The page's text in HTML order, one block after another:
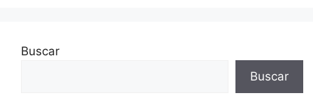
Buscar
Buscar